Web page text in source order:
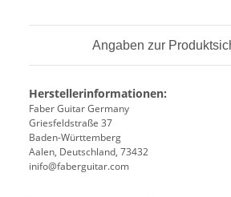
Angaben zur
Herstellerinformationen:
Faber Guitar Germany
Griesfeldstraße 37
Baden-Württemberg
Aalen, Deutschland, 73432
inifo@faberguitar.com